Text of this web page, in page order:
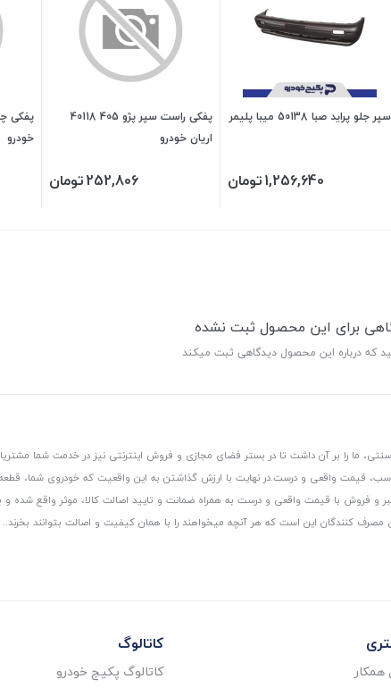
سپر جلو پراید صبا 50138 میبا پلیمر
1,256,640تومان
پفکی راست سپر پژو 405 40118
اریان خودرو
252,806تومان
خودرو
برای این محصول ثبت نشده
که درباره این محصول دیدگاهی ثبت میکند
ما را بر آن داشت تا در بستر فضای مجازی و فروش اینترنتی نیز در خدمت شما
قیمت واقعی و درست.در نهایت با ارزش گذاشتن به این واقعیت که خودروی شما،
و فروش با قیمت واقعی و درست به همراه ضمانت و تایید اصالت کالا، موثر واقع
کنندگان این است که هر آنچه میخواهند را با همان کیفیت و اصالت بتوانند بخرند..
کاتالوگ
کاتالوگ پکیج خودرو